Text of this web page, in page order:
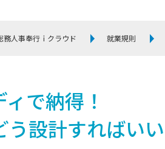
務人事奉行ｉクラウド 就業規則
で納得！
う設計すれば